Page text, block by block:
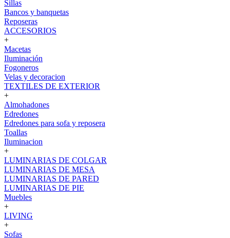
Sillas
Bancos y banquetas
Reposeras
ACCESORIOS
+
Macetas
Iluminación
Fogoneros
Velas y decoracion
TEXTILES DE EXTERIOR
+
Almohadones
Edredones
Edredones para sofa y reposera
Toallas
Iluminacion
+
LUMINARIAS DE COLGAR
LUMINARIAS DE MESA
LUMINARIAS DE PARED
LUMINARIAS DE PIE
Muebles
+
LIVING
+
Sofas